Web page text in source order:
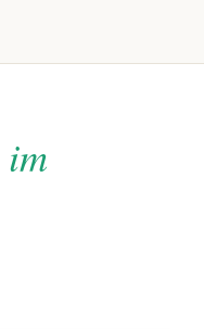
im